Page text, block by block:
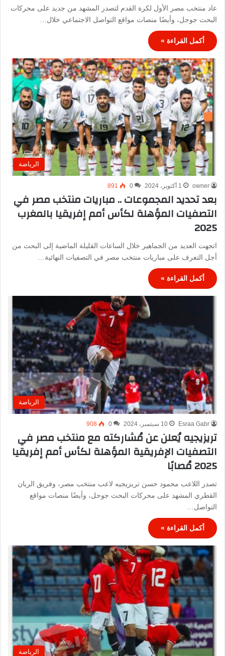
عاد منتخب مصر الأول لكرة القدم لتصدر المشهد من جديد على محركات
البحث جوجل، وأيضًا منصات مواقع التواصل الاجتماعي خلال…
أكمل القراءة »
الرياضة
owner 1 أكتوبر، 2024 0
891
بعد تحديد المجموعات .. مباريات منتخب مصر في
التصفيات المؤهلة لكأس أمم إفريقيا بالمغرب
2025
اتجهت العديد من الجماهير خلال الساعات القليلة الماضية إلى البحث من
أجل التعرف على مباريات منتخب مصر في التصفيات النهائية…
أكمل القراءة »
الرياضة
Esraa Gabr 10 سبتمبر، 2024 0
908
تريزيجيه يُعلن عن مُشاركته مع منتخب مصر في
التصفيات الإفريقية المؤهلة لكأس أمم إفريقيا
2025 مُصابًا
تصدر اللاعب محمود حسن تريزيجيه لاعب منتخب مصر، وفريق الريان
القطري المشهد على محركات البحث جوجل، وأيضًا منصات مواقع
التواصل…
أكمل القراءة »
الرياضة